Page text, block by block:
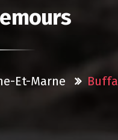
Et-Marne